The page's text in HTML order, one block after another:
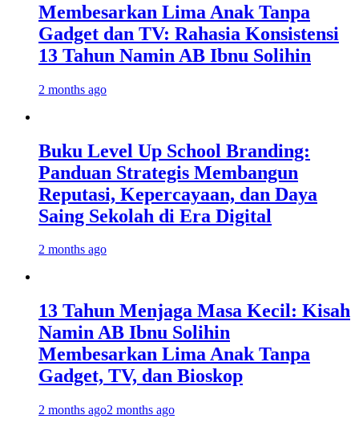
Membesarkan Lima Anak Tanpa
Gadget dan TV: Rahasia Konsistensi
13 Tahun Namin AB Ibnu Solihin
2 months ago
Buku Level Up School Branding:
Panduan Strategis Membangun
Reputasi, Kepercayaan, dan Daya
Saing Sekolah di Era Digital
2 months ago
13 Tahun Menjaga Masa Kecil: Kisah
Namin AB Ibnu Solihin
Membesarkan Lima Anak Tanpa
Gadget, TV, dan Bioskop
2 months ago2 months ago